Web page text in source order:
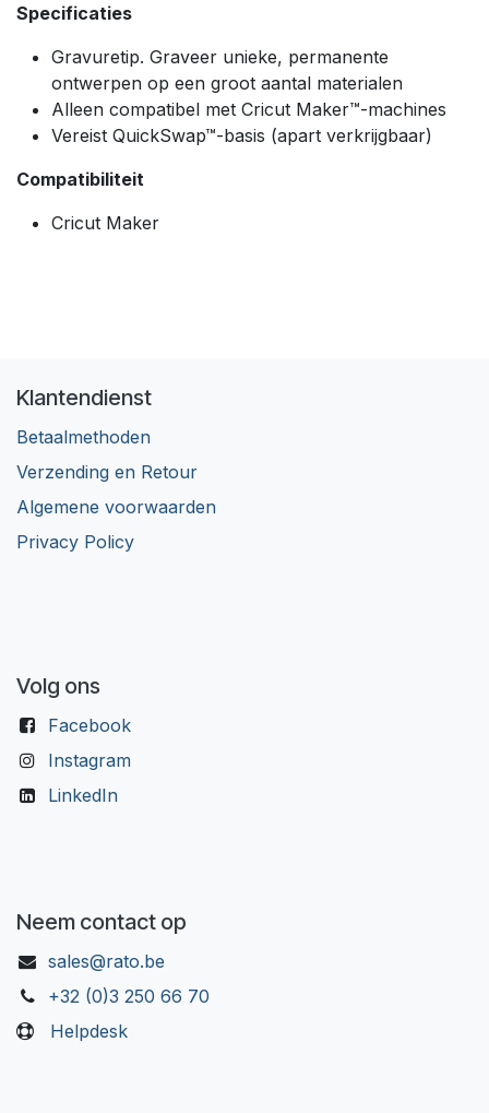
Specificaties
Gravuretip. Graveer unieke, permanente
ontwerpen op een groot aantal materialen
Alleen compatibel met Cricut Maker™-machines
Vereist QuickSwap™-basis (apart verkrijgbaar)
Compatibiliteit
Cricut Maker
Klantendienst
Betaalmethoden
Verzending en Retour
Algemene voorwaarden
Privacy Policy
Volg ons
Facebook
Instagram
LinkedIn
Neem contact op
sales@rato.be
+32 (0)3 250 66 70
Helpdesk